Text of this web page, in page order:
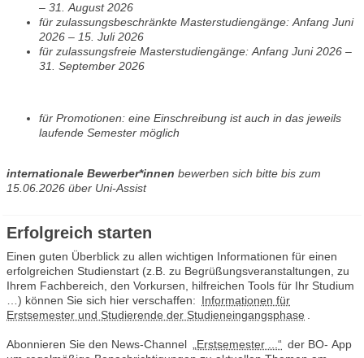
– 31. August 2026
für zulassungsbeschränkte Masterstudiengänge: Anfang Juni
2026 – 15. Juli 2026
für zulassungsfreie Masterstudiengänge: Anfang Juni 2026 –
31. September 2026
für Promotionen: eine Einschreibung ist auch in das jeweils
laufende Semester möglich
internationale Bewerber*innen bewerben sich bitte bis zum
15.06.2026 über Uni-Assist
Erfolgreich starten
Einen guten Überblick zu allen wichtigen Informationen für einen
erfolgreichen Studienstart (z.B. zu Begrüßungsveranstaltungen, zu
Ihrem Fachbereich, den Vorkursen, hilfreichen Tools für Ihr Studium
…) können Sie sich hier verschaffen: Informationen für
Erstsemester und Studierende der Studieneingangsphase .
Abonnieren Sie den News-Channel „Erstsemester ...“ der BO- App